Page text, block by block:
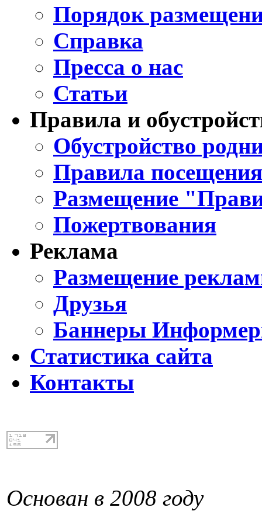
Порядок
Справка
Пресса о нас
Статьи
Правила и
Обустройство
Правила
Размещение
Пожертвования
Реклама
Размещение
Друзья
Баннеры
Статистика сайта
Контакты
Основан в 2008 году